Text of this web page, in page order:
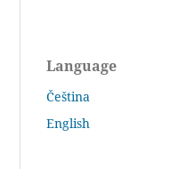
Language
Čeština
English